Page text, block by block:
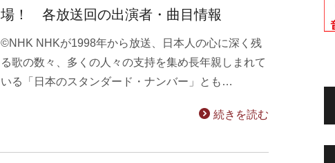
場！ 各放送回の出演者・曲目情報
©NHK NHKが1998年から放送、日本人の心に深く残
る歌の数々、多くの人々の支持を集め長年親しまれて
いる「日本のスタンダード・ナンバー」とも…
続きを読む